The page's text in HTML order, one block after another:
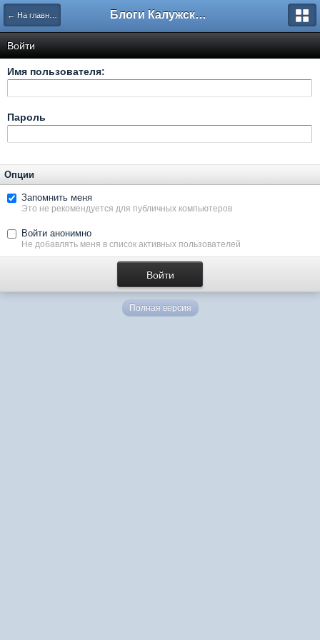
← На главную Блоги Калужского перекрестка
Войти
Имя пользователя:
Пароль
Опции
Запомнить меня
Это не рекомендуется для публичных компьютеров
Войти анонимно
Не добавлять меня в список активных пользователей
Полная версия